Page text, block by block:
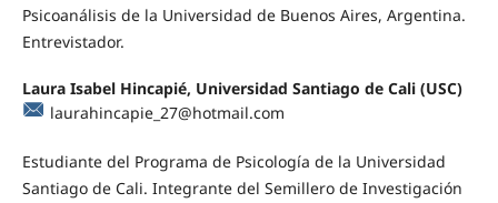
Psicoanálisis de la Universidad de Buenos Aires, Argentina.
Entrevistador.
Laura Isabel Hincapié, Universidad Santiago de Cali (USC)
laurahincapie_27@hotmail.com
Estudiante del Programa de Psicología de la Universidad
Santiago de Cali. Integrante del Semillero de Investigación